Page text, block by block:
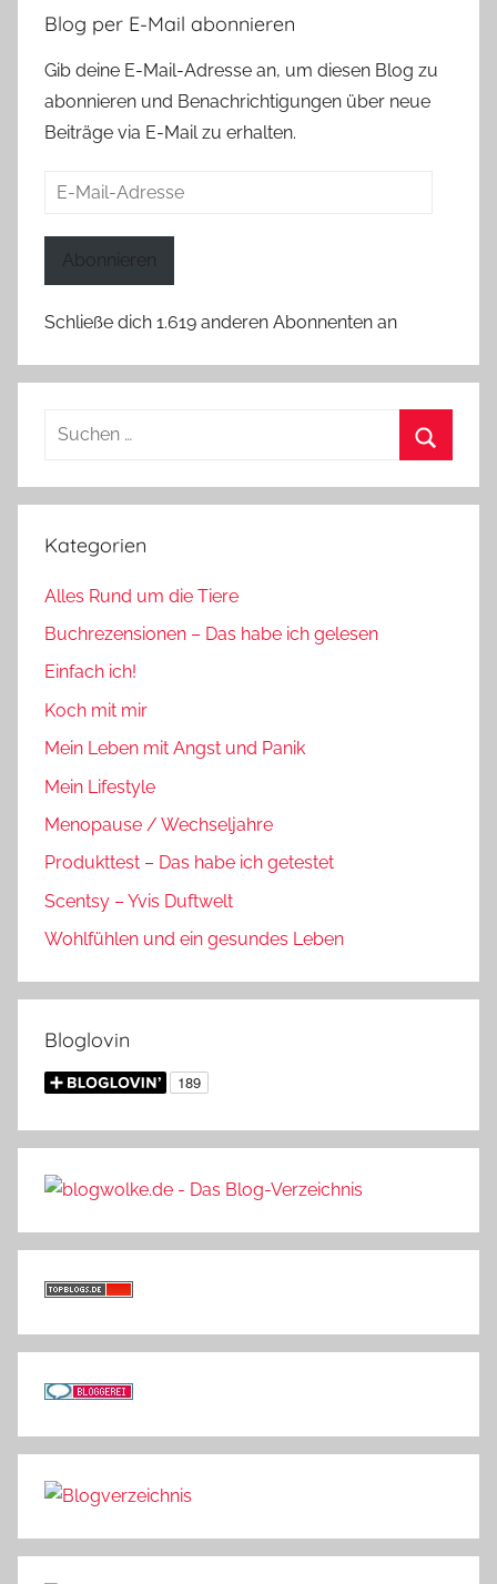
Blog per E-Mail abonnieren
Gib deine E-Mail-Adresse an, um diesen Blog zu
abonnieren und Benachrichtigungen über neue
Beiträge via E-Mail zu erhalten.
E-
Abonnieren
Schließe dich 1.619 anderen Abonnenten an
Suchen
Kategorien
Alles Rund um die Tiere
Buchrezensionen – Das habe ich gelesen
Einfach ich!
Koch mit mir
Mein Leben mit Angst und Panik
Mein Lifestyle
Menopause / Wechseljahre
Produkttest – Das habe ich getestet
Scentsy – Yvis Duftwelt
Wohlfühlen und ein gesundes Leben
Bloglovin